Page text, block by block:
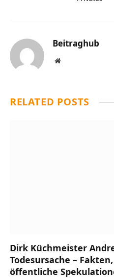
Beitraghub
Website
RELATED POSTS
Dirk Küchmeister
Todesursache –
öffentliche